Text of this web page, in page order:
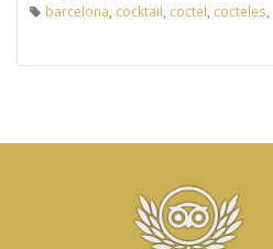
barcelona cocktail coctel cocteles